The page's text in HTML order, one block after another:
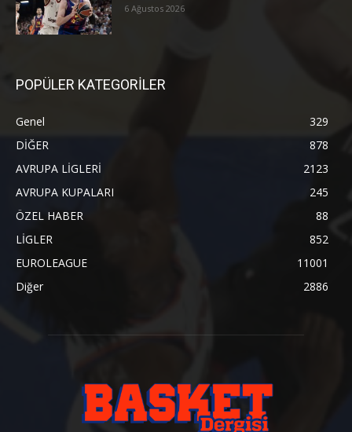
6 Ağustos 2026
POPÜLER KATEGORİLER
Genel
329
DİĞER
878
AVRUPA LİGLERİ
2123
AVRUPA KUPALARI
245
ÖZEL HABER
88
LİGLER
852
EUROLEAGUE
11001
Diğer
2886